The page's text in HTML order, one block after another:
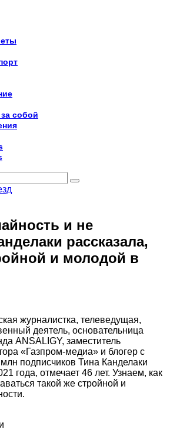
собой
и не
рассказала,
и молодой в
журналистка, телеведущая,
деятель, основательница
ANSALIGY, заместитель
«Газпром-медиа» и блогер с
подписчиков Тина Канделаки
года, отмечает 46 лет. Узнаем, как
такой же стройной и